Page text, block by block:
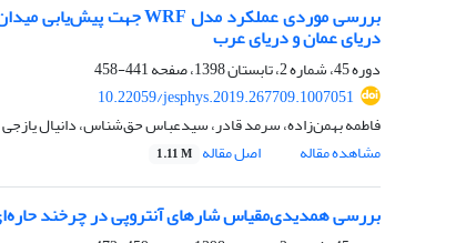
دریای عمان و دریای عرب
دوره 45، شماره 2، تابستان 1398، صفحه
441-458
10.22059/jesphys.2019.267709.1007051
فاطمه بهمن‌زاده، سرمد قادر، سیدعباس حق‌شناس، دانیال یازجی
مشاهده مقاله
اصل مقاله 1.11 M
بررسی همدیدی‌مقیاس شارهای آنتروپی در چرخند